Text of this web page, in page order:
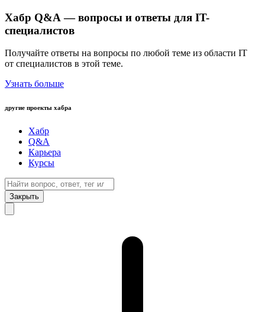
Хабр Q&A — вопросы и ответы для IT-
специалистов
Получайте ответы на вопросы по любой теме из области IT
от специалистов в этой теме.
Узнать больше
другие проекты хабра
Хабр
Q&A
Карьера
Курсы
Закрыть